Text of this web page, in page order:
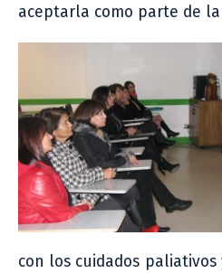
aceptarla como parte de la
con los cuidados